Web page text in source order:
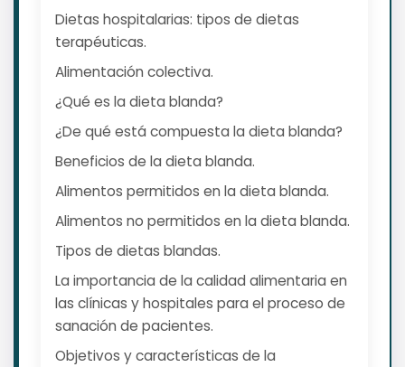
Dietas hospitalarias: tipos de dietas
terapéuticas.
Alimentación colectiva.
¿Qué es la dieta blanda?
¿De qué está compuesta la dieta blanda?
Beneficios de la dieta blanda.
Alimentos permitidos en la dieta blanda.
Alimentos no permitidos en la dieta blanda.
Tipos de dietas blandas.
La importancia de la calidad alimentaria en
las clínicas y hospitales para el proceso de
sanación de pacientes.
Objetivos y características de la